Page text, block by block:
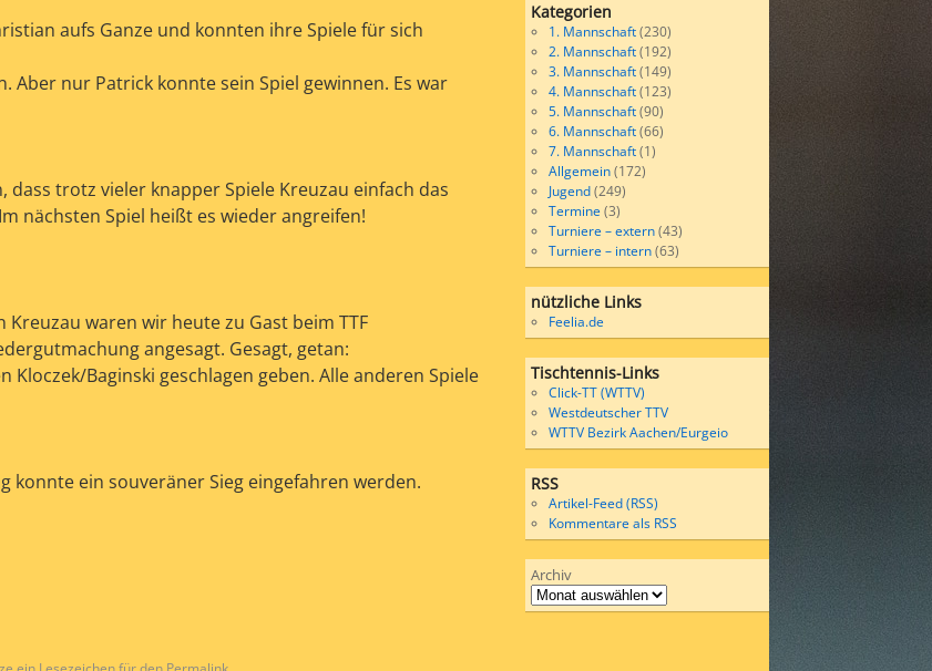
aufs Ganze und konnten ihre Spiele für sich
Aber nur Patrick konnte sein Spiel gewinnen. Es war
dass trotz vieler knapper Spiele Kreuzau einfach das
nächsten Spiel heißt es wieder angreifen!
waren wir heute zu Gast beim TTF
angesagt. Gesagt, getan:
Kloczek/Baginski geschlagen geben. Alle anderen Spiele
konnte ein souveräner Sieg eingefahren werden.
Kategorien
1. Mannschaft(230)
2. Mannschaft(192)
3. Mannschaft(149)
4. Mannschaft(123)
5. Mannschaft(90)
6. Mannschaft(66)
7. Mannschaft(1)
Allgemein(172)
Jugend(249)
Termine(3)
Turniere – extern(43)
Turniere – intern(63)
nützliche Links
Feelia.de
Tischtennis-Links
Click-TT (WTTV)
Westdeutscher TTV
WTTV Bezirk Aachen/Eurgeio
RSS
Artikel-Feed (RSS)
Kommentare als RSS
Archiv